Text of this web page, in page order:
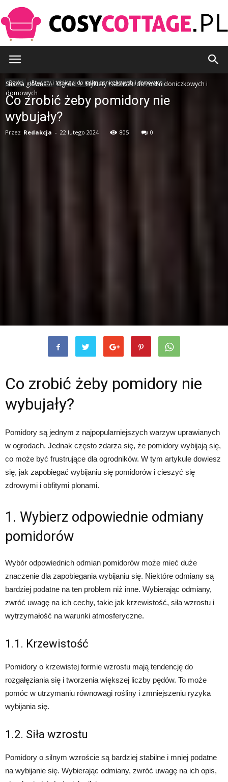
Strona główna Ogród
Etykiety i tabliczki do roślin doniczkowych i
domowych
Ogród Etykiety i tabliczki do roślin doniczkowych i domowych
Co zrobić żeby pomidory nie
wybujały?
Przez Redakcja - 22 lutego 2024 805 0
Co zrobić żeby pomidory nie
wybujały?
Pomidory są jednym z najpopularniejszych warzyw uprawianych
w ogrodach. Jednak często zdarza się, że pomidory wybijają się,
co może być frustrujące dla ogrodników. W tym artykule dowiesz
się, jak zapobiegać wybijaniu się pomidorów i cieszyć się
zdrowymi i obfitymi plonami.
1. Wybierz odpowiednie odmiany
pomidorów
Wybór odpowiednich odmian pomidorów może mieć duże
znaczenie dla zapobiegania wybijaniu się. Niektóre odmiany są
bardziej podatne na ten problem niż inne. Wybierając odmiany,
zwróć uwagę na ich cechy, takie jak krzewistość, siła wzrostu i
wytrzymałość na warunki atmosferyczne.
1.1. Krzewistość
Pomidory o krzewistej formie wzrostu mają tendencję do
rozgałęziania się i tworzenia większej liczby pędów. To może
pomóc w utrzymaniu równowagi rośliny i zmniejszeniu ryzyka
wybijania się.
1.2. Siła wzrostu
Pomidory o silnym wzroście są bardziej stabilne i mniej podatne
na wybijanie się. Wybierając odmiany, zwróć uwagę na ich opis,